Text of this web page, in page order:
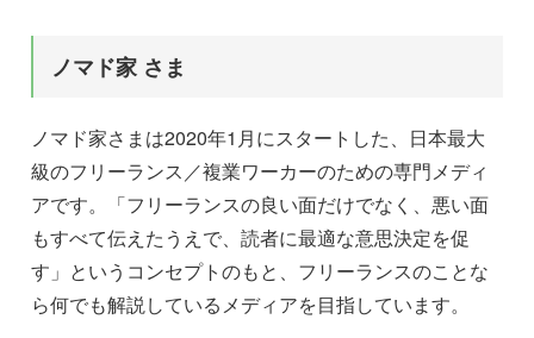
ノマド家 さま
ノマド家さまは2020年1月にスタートした、日本最大
級のフリーランス／複業ワーカーのための専門メディ
アです。「フリーランスの良い面だけでなく、悪い面
もすべて伝えたうえで、読者に最適な意思決定を促
す」というコンセプトのもと、フリーランスのことな
ら何でも解説しているメディアを目指しています。